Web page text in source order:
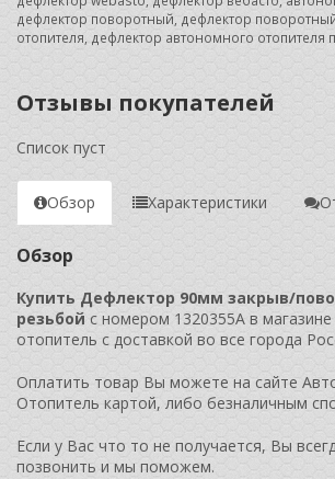
дефлектор поворотный, дефлектор
отопителя, дефлектор автономного отопителя
Отзывы покупателей
Список пуст
Обзор Характеристики
Обзор
Купить Дефлектор 90мм закрыв/
резьбой с номером 1320355A в
отопитель с доставкой во все города
Оплатить товар Вы можете на сайте
Отопитель картой, либо безналичным
Если у Вас что то не получается, Вы
позвонить и мы поможем.